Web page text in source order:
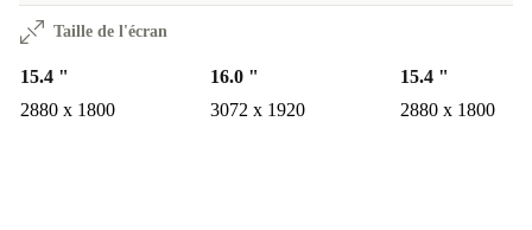
Taille de l'écran
15.4 "
2880 x 1800
16.0 "
3072 x 1920
15.4 "
2880 x 1800